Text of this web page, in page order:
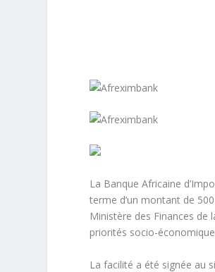
La Banque Africaine
terme d’un montant de
Ministère des Finances de
priorités socio-
La facilité a été signée au